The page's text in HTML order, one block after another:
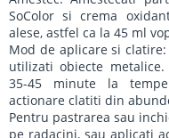
SoColor si crema
alese, astfel ca la 45 ml
Mod de aplicare si
utilizati obiecte
35-45 minute la
actionare clatiti din
Pentru pastrarea sau
pe radacini, sau aplicati